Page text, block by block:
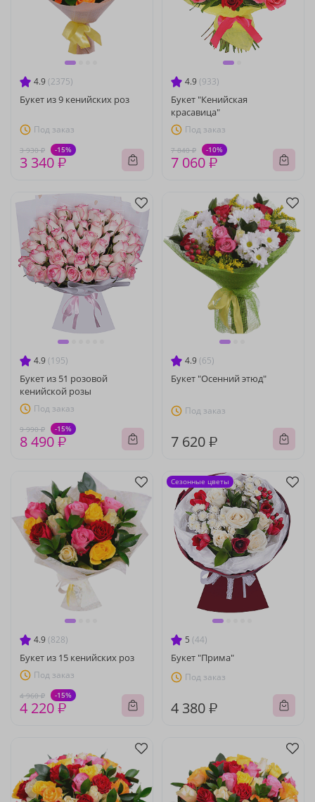
4.9 (2375)
Букет из 9 кенийских роз
Под заказ
3 930 ₽ -15%
3 340 ₽
4.9 (933)
Букет "Кенийская
красавица"
Под заказ
7 840 ₽ -10%
7 060 ₽
4.9 (195)
Букет из 51 розовой
кенийской розы
Под заказ
9 990 ₽ -15%
8 490 ₽
4.9 (65)
Букет "Осенний этюд"
Под заказ
7 620 ₽
4.9 (828)
Букет из 15 кенийских роз
Под заказ
4 960 ₽ -15%
4 220 ₽
5 (44)
Букет "Прима"
Под заказ
4 380 ₽
Сезонные цветы